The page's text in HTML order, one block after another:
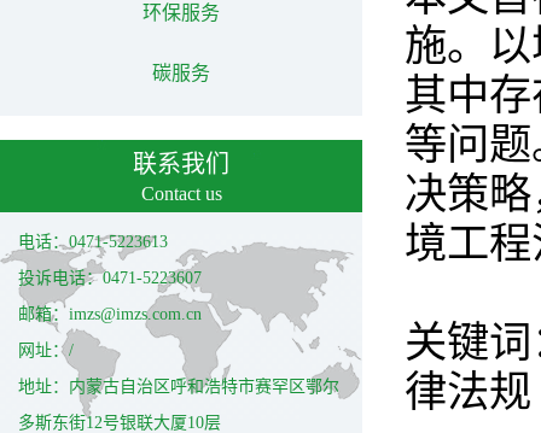
环保服务
碳服务
联系我们
Contact us
电话：0471-5223613
投诉电话：0471-5223607
邮箱：imzs@imzs.com.cn
网址：/
地址：内蒙古自治区呼和浩特市赛罕区鄂尔
多斯东街12号银联大厦10层
施。
其中
等问
决策
境工
关键
律法规